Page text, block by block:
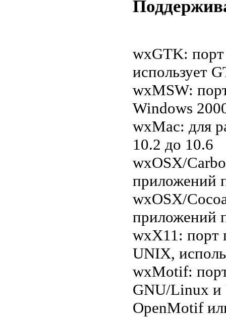
wxGTK:
использует
wxMSW:
Windows
wxMac: для
10.2 до 10.6
wxOSX/
приложений
wxOSX/
приложений
wxX11: порт
UNIX,
wxMotif:
GNU/Linux и
OpenMotif